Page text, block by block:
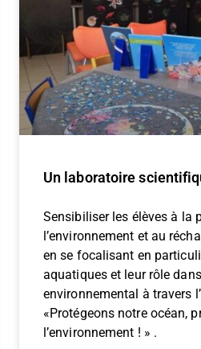
Un laboratoire
Sensibiliser les élèves à la
l’environnement et au
en se focalisant en
aquatiques et leur rôle
environnemental à travers
«Protégeons notre océan,
l’environnement ! » .